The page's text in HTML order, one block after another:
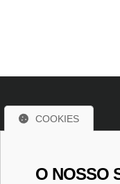
COOKIES
O NOSSO